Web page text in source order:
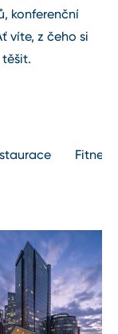
konferenční
víte, z čeho si
Fitness